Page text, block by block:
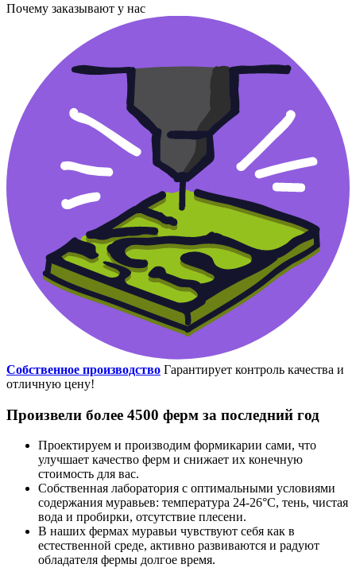
Почему заказывают у нас
Собственное производство Гарантирует контроль качества и
отличную цену!
Произвели более 4500 ферм за последний год
Проектируем и производим формикарии сами, что
улучшает качество ферм и снижает их конечную
стоимость для вас.
Собственная лаборатория с оптимальными условиями
содержания муравьев: температура 24-26°C, тень, чистая
вода и пробирки, отсутствие плесени.
В наших фермах муравьи чувствуют себя как в
естественной среде, активно развиваются и радуют
обладателя фермы долгое время.